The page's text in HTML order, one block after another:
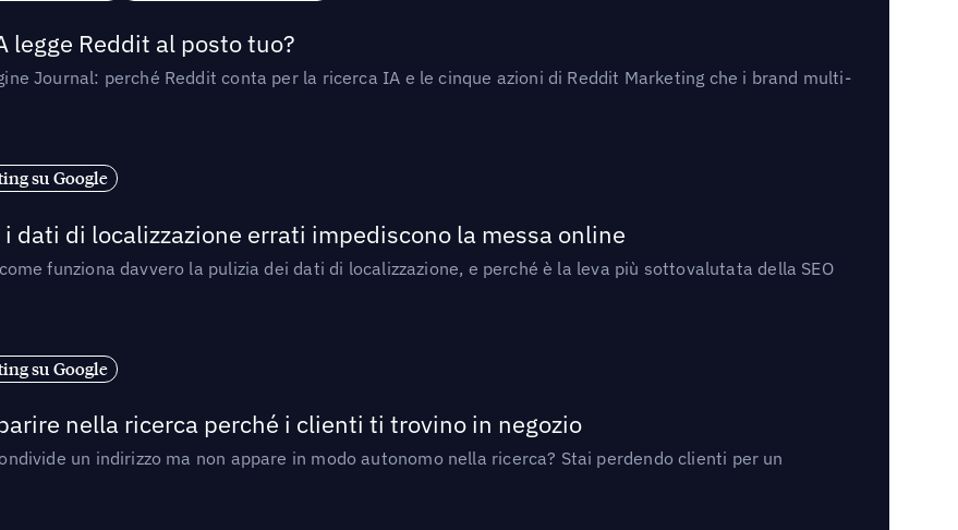
legge Reddit al posto tuo?
Journal: perché Reddit conta per la ricerca IA e le cinque azioni di Reddit Marketing che i brand multi-
su Google
dati di localizzazione errati impediscono la messa online
funziona davvero la pulizia dei dati di localizzazione, e perché è la leva più sottovalutata della SEO
su Google
nella ricerca perché i clienti ti trovino in negozio
un indirizzo ma non appare in modo autonomo nella ricerca? Stai perdendo clienti per un